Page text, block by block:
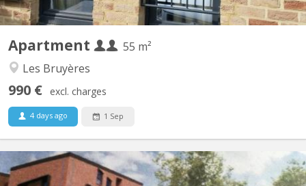
Apartment
55 m²
Les Bruyères
990 € excl. charges
4 days ago 1 Sep
KV 1459